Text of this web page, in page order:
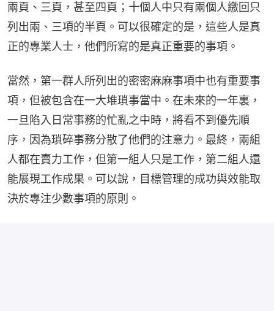
兩頁、三頁，甚至四頁；十個人中只有兩個人繳回只
列出兩、三項的半頁。可以很確定的是，這些人是真
正的專業人士，他們所寫的是真正重要的事項。
當然，第一群人所列出的密密麻麻事項中也有重要事
項，但被包含在一大堆瑣事當中。在未來的一年裏，
一旦陷入日常事務的忙亂之中時，將看不到優先順
序，因為瑣碎事務分散了他們的注意力。最終，兩組
人都在賣力工作，但第一組人只是工作，第二組人還
能展現工作成果。可以說，目標管理的成功與效能取
決於專注少數事項的原則。